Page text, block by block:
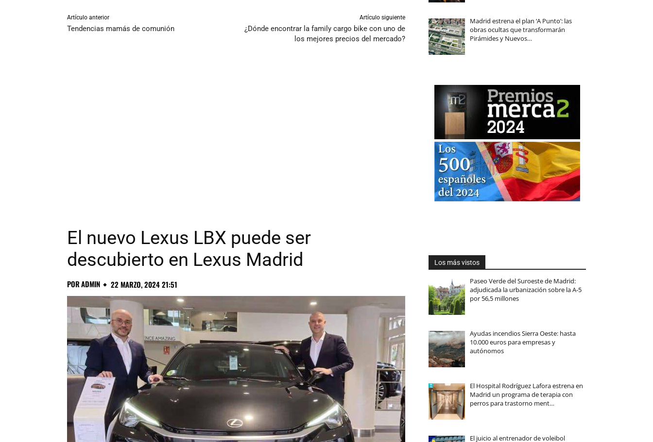
Artículo anterior
Tendencias mamás de comunión
Artículo siguiente
¿Dónde encontrar la family cargo bike con uno de
los mejores precios del mercado?
Madrid estrena el plan ‘A Punto’: las
obras ocultas que transformarán
Pirámides y Nuevos…
El nuevo Lexus LBX puede ser
descubierto en Lexus Madrid
PORADMIN 22 MARZO, 2024 21:51
Los más vistos
Paseo Verde del Suroeste de Madrid:
adjudicada la urbanización sobre la A-5
por 56,5 millones
Ayudas incendios Sierra Oeste: hasta
10.000 euros para empresas y
autónomos
El Hospital Rodríguez Lafora estrena en
Madrid un programa de terapia con
perros para trastorno ment…
El juicio al entrenador de voleibol